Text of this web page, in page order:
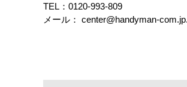
TEL：0120-993-809
メール： center@handyman-